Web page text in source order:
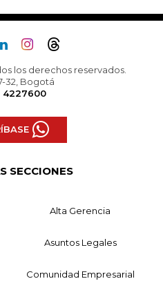
los derechos reservados.
32, Bogotá
4227600
SECCIONES
Alta Gerencia
Asuntos Legales
Comunidad Empresarial